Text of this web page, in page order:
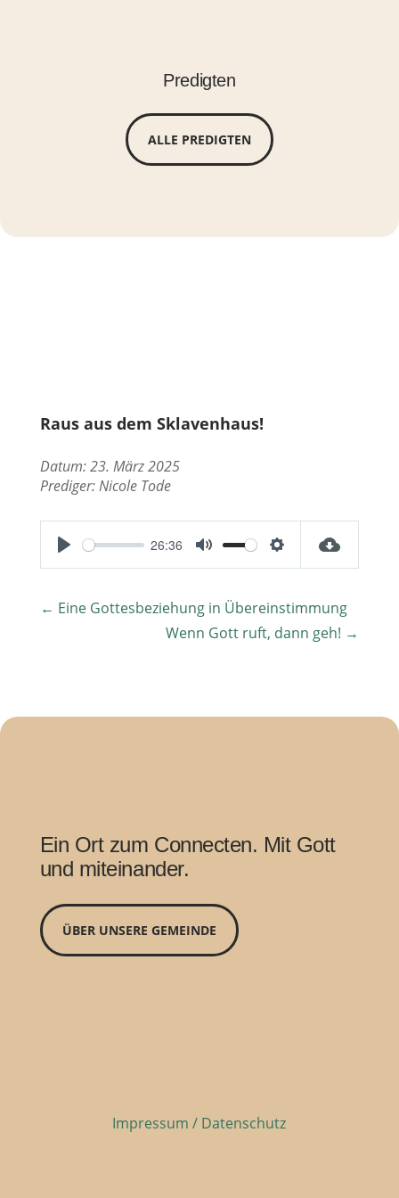
Predigten
ALLE PREDIGTEN
Raus aus dem Sklavenhaus!
Datum: 23. März 2025
Prediger:Nicole Tode
P
a
26:36
M
t
e
S
t
t
← Eine Gottesbeziehung in Übereinstimmung
Wenn Gott ruft, dann geh! →
Ein Ort zum Connecten. Mit Gott
und miteinander.
ÜBER UNSERE GEMEINDE
Impressum / Datenschutz